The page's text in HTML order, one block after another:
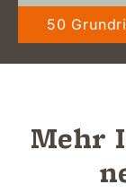
50
Mehr